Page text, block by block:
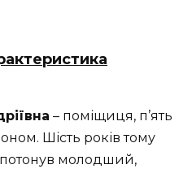
– поміщиця, п’ять
Шість років тому
потонув молодший,